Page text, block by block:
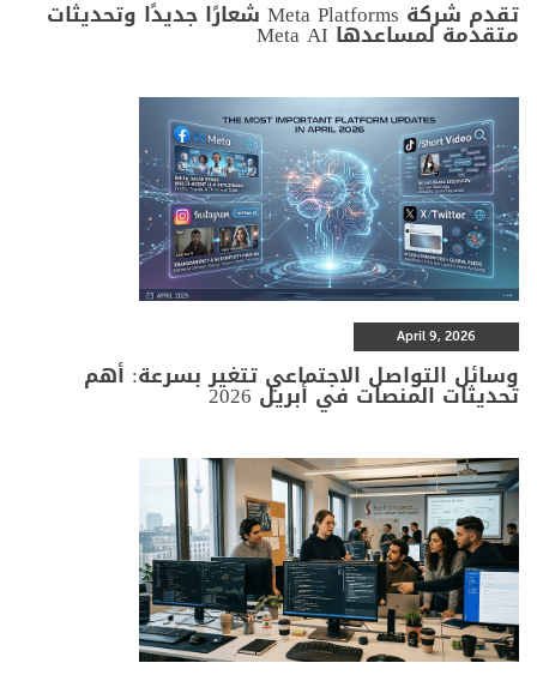
تقدم شركة Meta Platforms شعارًا جديدًا وتحديثات
متقدمة لمساعدها Meta AI
April 9, 2026
وسائل التواصل الاجتماعي تتغير بسرعة: أهم
تحديثات المنصات في أبريل 2026